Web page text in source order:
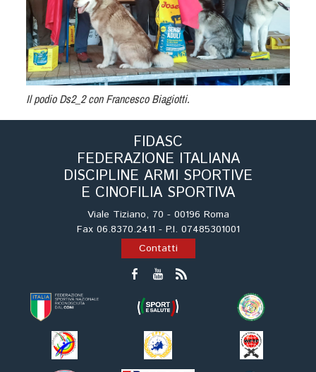
Il podio Ds2_2 con Francesco Biagiotti.
FIDASC
FEDERAZIONE ITALIANA
DISCIPLINE ARMI SPORTIVE
E CINOFILIA SPORTIVA
Viale Tiziano, 70 - 00196 Roma
Fax 06.8370.2411 - P.I. 07485301001
Contatti